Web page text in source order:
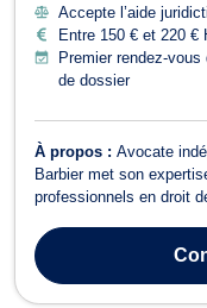
Accepte l’aide
Entre 150 € et 220 €
Premier rendez-
de dossier
À propos : Avocate
Barbier met son
professionnels en droit
immobilier. Domaines
Assistance en cas de ...